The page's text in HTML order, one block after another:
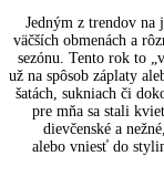
Jedným z trendov na
väčších obmenách a
sezónu. Tento rok to
už na spôsob záplaty
šatách, sukniach či
pre mňa sa stali
dievčenské a
alebo vniesť do